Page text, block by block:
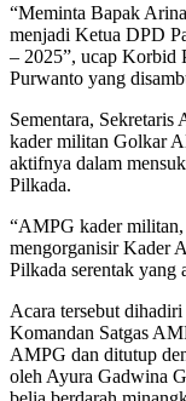
“Meminta Bapak
menjadi Ketua DPD
– 2025”, ucap Korbid
Purwanto yang
Sementara, Sekretaris
kader militan Golkar
aktifnya dalam
Pilkada.
“AMPG kader militan,
mengorganisir Kader
Pilkada serentak yang
Acara tersebut
Komandan Satgas
AMPG dan ditutup
oleh Ayura Gadwina